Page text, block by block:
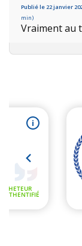
Publié le 22 janvier
min)
Vraiment au